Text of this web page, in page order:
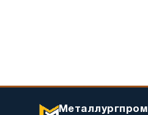
Металлургпром